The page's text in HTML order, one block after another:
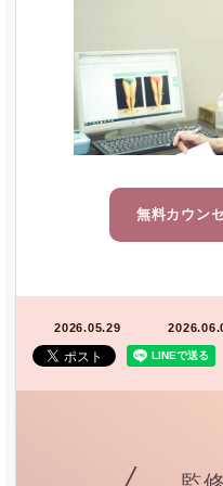
無料カウン
2026.05.29